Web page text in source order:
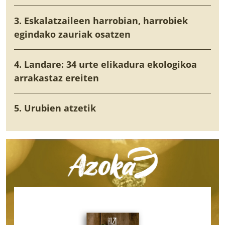
3. Eskalatzaileen harrobian, harrobiek
egindako zauriak osatzen
4. Landare: 34 urte elikadura ekologikoa
arrakastaz ereiten
5. Urubien atzetik